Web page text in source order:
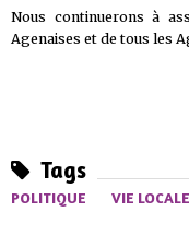
Nous continuerons à
Agenaises et de tous les
Tags
POLITIQUE VIE LOCALE